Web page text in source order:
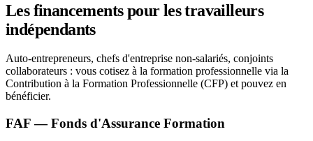
Les financements pour les travailleurs
indépendants
Auto-entrepreneurs, chefs d'entreprise non-salariés, conjoints
collaborateurs : vous cotisez à la formation professionnelle via la
Contribution à la Formation Professionnelle (CFP) et pouvez en
bénéficier.
FAF — Fonds d'Assurance Formation